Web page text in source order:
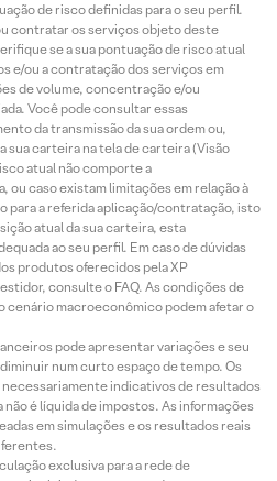
de risco definidas para o seu perfil.
contratar os serviços objeto deste
se a sua pontuação de risco atual
e/ou a contratação dos serviços em
de volume, concentração e/ou
Você pode consultar essas
da transmissão da sua ordem ou,
sua carteira na tela de carteira (Visão
atual não comporte a
caso existam limitações em relação à
para a referida aplicação/contratação, isto
atual da sua carteira, esta
ao seu perfil. Em caso de dúvidas
produtos oferecidos pela XP
consulte o FAQ. As condições de
cenário macroeconômico podem afetar o
pode apresentar variações e seu
num curto espaço de tempo. Os
indicativos de resultados
é líquida de impostos. As informações
em simulações e os resultados reais
exclusiva para a rede de